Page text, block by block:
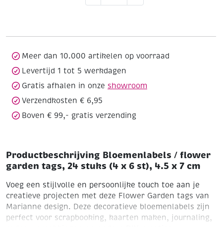
stuks
6
st),
x
aantal
Meer dan 10.000 artikelen op voorraad
Levertijd 1 tot 5 werkdagen
Gratis afhalen in onze showroom
Verzendkosten € 6,95
Boven € 99,- gratis verzending
Productbeschrijving Bloemenlabels / flower
garden tags, 24 stuks (4 x 6 st), 4.5 x 7 cm
Voeg een stijlvolle en persoonlijke touch toe aan je
creatieve projecten met deze Flower Garden tags van
Marianne design. Deze decoratieve bloemenlabels zijn
perfect voor scrapbooking, kaarten maken, journaling,